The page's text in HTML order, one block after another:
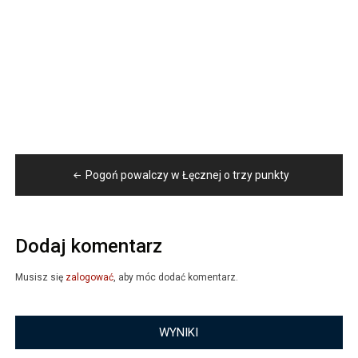
Nawigacja
wpisu
Pogoń powalczy w Łęcznej o trzy punkty
Dodaj komentarz
Musisz się zalogować, aby móc dodać komentarz.
WYNIKI